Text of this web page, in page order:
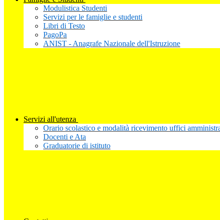
Modulistica Studenti
Servizi per le famiglie e studenti
Libri di Testo
PagoPa
ANIST - Anagrafe Nazionale dell'Istruzione
Servizi all'utenza
Orario scolastico e modalità ricevimento uffici
Docenti e Ata
Graduatorie di istituto